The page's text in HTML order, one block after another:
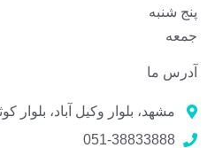
پنج شنبه
جمعه
آدرس ما
مشهد، بلوار وکیل آباد، بلوار
051-38833888